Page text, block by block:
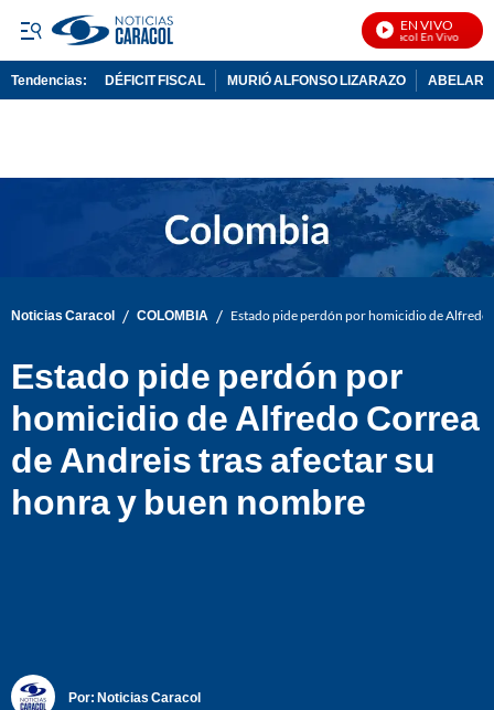
EN VIVO
Noticias Caracol En Vivo
Tendencias: DÉFICIT FISCAL MURIÓ ALFONSO LIZARAZO
Noticias Caracol / COLOMBIA / Estado pide perdón por homicidio de
Estado pide perdón por
homicidio de Alfredo Correa
de Andreis tras afectar su
honra y buen nombre
Por: Noticias Caracol